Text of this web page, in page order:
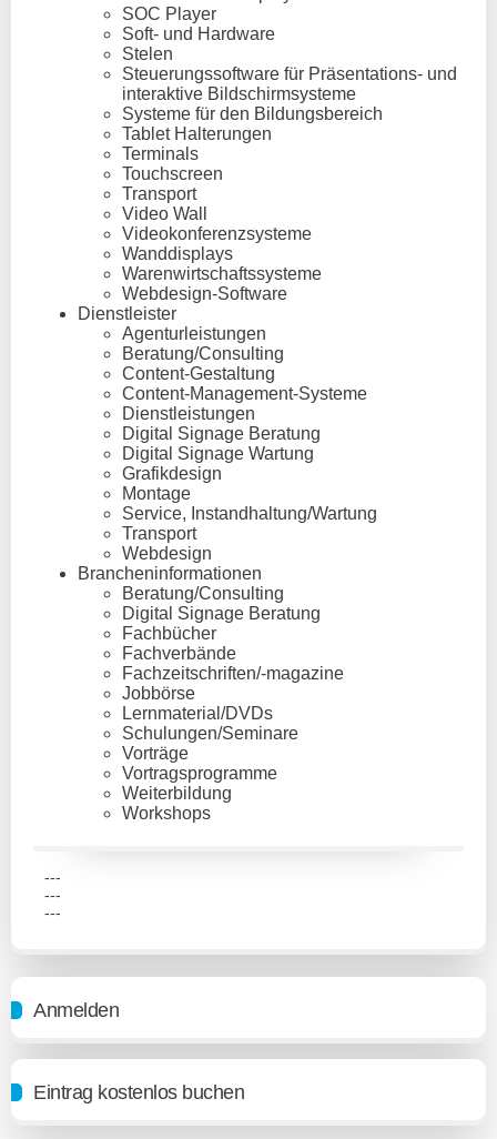
SOC Player
Soft- und Hardware
Stelen
Steuerungssoftware für Präsentations- und
interaktive Bildschirmsysteme
Systeme für den Bildungsbereich
Tablet Halterungen
Terminals
Touchscreen
Transport
Video Wall
Videokonferenzsysteme
Wanddisplays
Warenwirtschaftssysteme
Webdesign-Software
Dienstleister
Agenturleistungen
Beratung/Consulting
Content-Gestaltung
Content-Management-Systeme
Dienstleistungen
Digital Signage Beratung
Digital Signage Wartung
Grafikdesign
Montage
Service, Instandhaltung/Wartung
Transport
Webdesign
Brancheninformationen
Beratung/Consulting
Digital Signage Beratung
Fachbücher
Fachverbände
Fachzeitschriften/-magazine
Jobbörse
Lernmaterial/DVDs
Schulungen/Seminare
Vorträge
Vortragsprogramme
Weiterbildung
Workshops
---
---
---
Anmelden
Eintrag kostenlos buchen